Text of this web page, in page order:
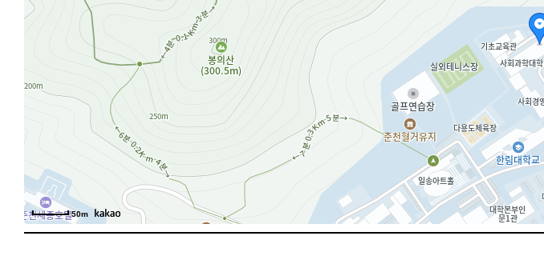
50m